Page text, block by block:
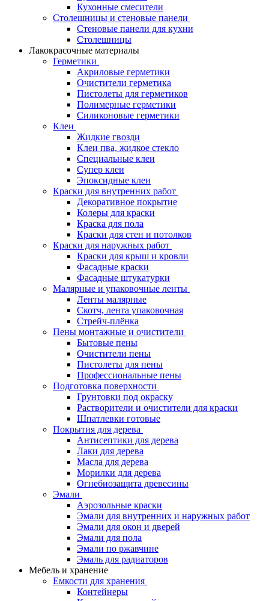
Кухонные смесители
Столешницы и стеновые панели
Стеновые панели для кухни
Столешницы
Лакокрасочные материалы
Герметики
Акриловые герметики
Очистители герметика
Пистолеты для герметиков
Полимерные герметики
Силиконовые герметики
Клеи
Жидкие гвозди
Клеи пва, жидкое стекло
Специальные клеи
Супер клеи
Эпоксидные клеи
Краски для внутренних работ
Декоративное покрытие
Колеры для краски
Краска для пола
Краски для стен и потолков
Краски для наружных работ
Краски для крыш и кровли
Фасадные краски
Фасадные штукатурки
Малярные и упаковочные ленты
Ленты малярные
Скотч, лента упаковочная
Стрейч-плёнка
Пены монтажные и очистители
Бытовые пены
Очистители пены
Пистолеты для пены
Профессиональные пены
Подготовка поверхности
Грунтовки под окраску
Растворители и очистители для краски
Шпатлевки готовые
Покрытия для дерева
Антисептики для дерева
Лаки для дерева
Масла для дерева
Морилки для дерева
Огнебиозащита древесины
Эмали
Аэрозольные краски
Эмали для внутренних и наружных работ
Эмали для окон и дверей
Эмали для пола
Эмали по ржавчине
Эмаль для радиаторов
Мебель и хранение
Емкости для хранения
Контейнеры